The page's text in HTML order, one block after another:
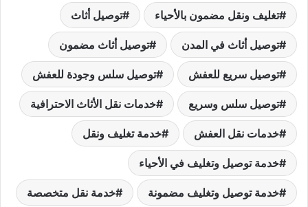
تغليف ونقل مضمون بالأحياء توصيل أثاث
توصيل أثاث في المدن توصيل أثاث مضمون
توصيل سريع للعفش توصيل سلس وجودة للعفش
توصيل سلس وسريع خدمات نقل الأثاث الاحترافية
خدمات نقل العفش خدمة تغليف ونقل
خدمة توصيل وتغليف في الأحياء
خدمة توصيل وتغليف مضمونة خدمة نقل متخصصة